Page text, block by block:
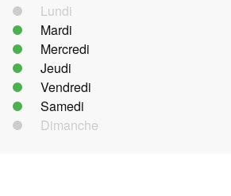
Lundi
Mardi
Mercredi
Jeudi
Vendredi
Samedi
Dimanche